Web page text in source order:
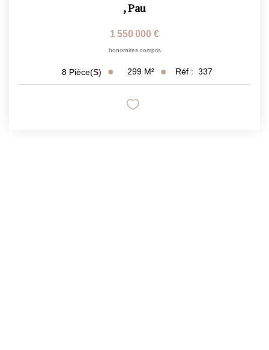
,Pau
1 550 000 €
honoraires compris
8 Pièce(s) 299 M² Réf : 337